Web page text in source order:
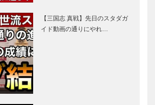
【三国志 真戦】先日のスタダガ
イド動画の通りにやれ…